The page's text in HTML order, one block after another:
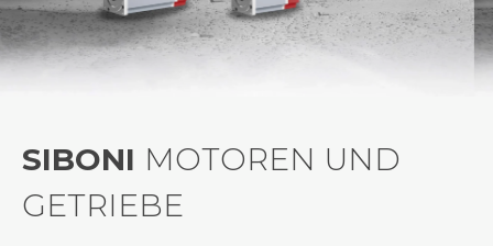
SIBONI MOTOREN UND
GETRIEBE